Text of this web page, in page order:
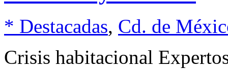
* Destacadas, Cd. de
Crisis habitacional